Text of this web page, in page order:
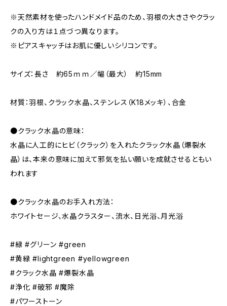
※天然素材を使ったハンドメイド品のため、羽根の大きさやクラッ
クの入り方は１点づつ異なります。
※ピアスキャッチはお肌に優しいシリコンです。
サイズ：長さ 約65ｍｍ／幅（最大） 約15mm
材質：羽根、クラック水晶、ステンレス（K18メッキ）、合金
●クラック水晶の意味：
水晶に人工的にヒビ（クラック）を入れたクラック水晶（爆裂水
晶）は、本来の意味に加えて邪気を払い願いを成就させるともい
われます
●クラック水晶のお手入れ方法：
ホワイトセージ、水晶クラスター、流水、日光浴、月光浴
#緑 #グリーン #green
#黄緑 #lightgreen #yellowgreen
#クラック水晶 #爆裂水晶
#浄化 #破邪 #魔除
#パワーストーン